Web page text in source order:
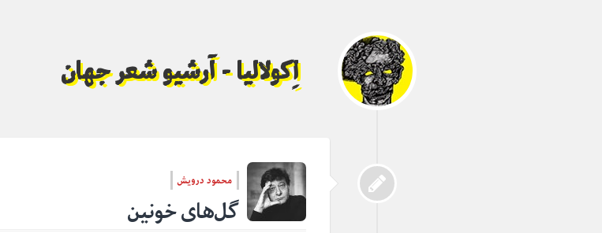
اِکولالیا - آرشیو شعر جهان
محمود درویش
گل‌های خونین